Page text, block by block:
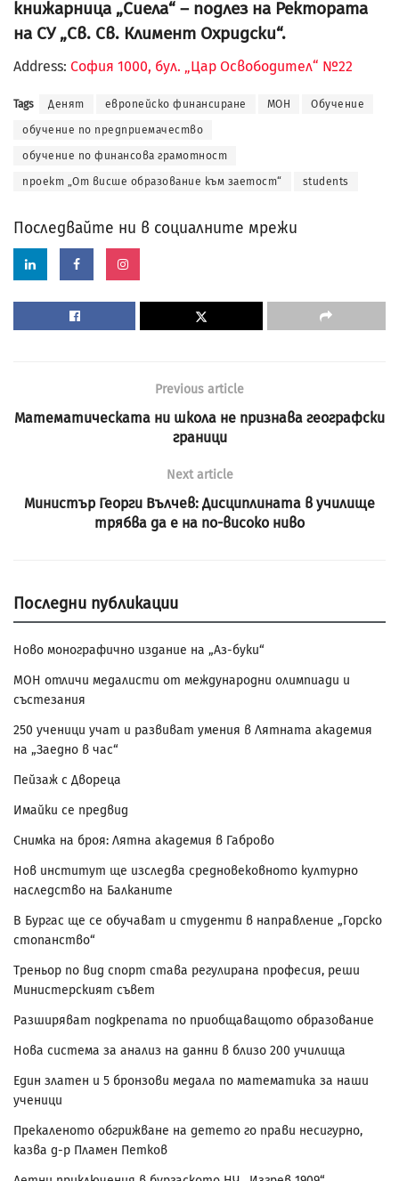
книжарница „Сиела“ – подлез на Ректората
на СУ „Св. Св. Климент Охридски“.
Address: София 1000, бул. „Цар Освободител“ №22
Tags Денят европейско финансиране МОН Обучение
обучение по предприемачество
обучение по финансова грамотност
проект „От висше образование към заетост“ students
Последвайте ни в социалните мрежи
Previous article
Математическата ни школа не признава географски
граници
Next article
Министър Георги Вълчев: Дисциплината в училище
трябва да е на по-високо ниво
Последни публикации
Ново монографично издание на „Аз-буки“
МОН отличи медалисти от международни олимпиади и
състезания
250 ученици учат и развиват умения в Лятната академия
на „Заедно в час“
Пейзаж с Двореца
Имайки се предвид
Снимка на броя: Лятна академия в Габрово
Нов институт ще изследва средновековното културно
наследство на Балканите
В Бургас ще се обучават и студенти в направление „Горско
стопанство“
Треньор по вид спорт става регулирана професия, реши
Министерският съвет
Разширяват подкрепата по приобщаващото образование
Нова система за анализ на данни в близо 200 училища
Един златен и 5 бронзови медала по математика за наши
ученици
Прекаленото обгрижване на детето го прави несигурно,
казва д-р Пламен Петков